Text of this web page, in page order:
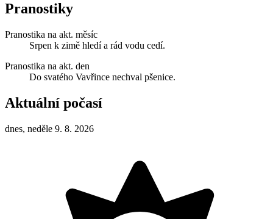
Pranostiky
Pranostika na akt. měsíc
Srpen k zimě hledí a rád vodu cedí.
Pranostika na akt. den
Do svatého Vavřince nechval pšenice.
Aktuální počasí
dnes, neděle 9. 8. 2026